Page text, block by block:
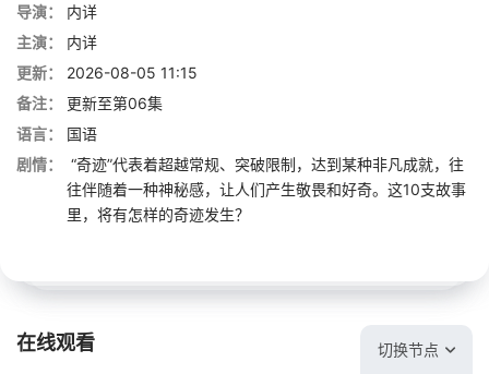
导演：
内详
主演：
内详
更新：
2026-08-05 11:15
备注：
更新至第06集
语言：
国语
剧情：
“奇迹”代表着超越常规、突破限制，达到某种非凡成就，往
往伴随着一种神秘感，让人们产生敬畏和好奇。这10支故事
里，将有怎样的奇迹发生？
在线观看 切换节点